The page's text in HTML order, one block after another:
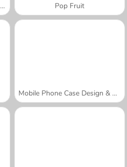
Tarte Tatin : École de cuisine de Sara Pop Fruit
Mobile Phone Case Design & DIY